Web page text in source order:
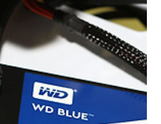
수 도 있습니다.M.2 SSD는 설치가 간편하
어서 간편하고 좋긴 합니다. 저도 그런 이
PRO 512GB ,성능 벤치마크, NVMe